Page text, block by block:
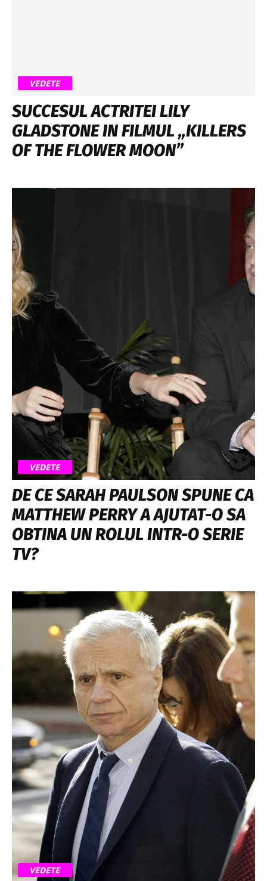
VEDETE
SUCCESUL ACTRITEI LILY
GLADSTONE IN FILMUL „KILLERS
OF THE FLOWER MOON”
VEDETE
DE CE SARAH PAULSON SPUNE CA
MATTHEW PERRY A AJUTAT-O SA
OBTINA UN ROLUL INTR-O SERIE
TV?
VEDETE